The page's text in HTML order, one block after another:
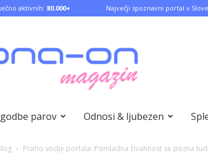
aktivnih: 80.000+ Največji spoznavni portal v
parov Odnosi & ljubezen
Pismo vodje portala: Pomladna živahnost se pozna